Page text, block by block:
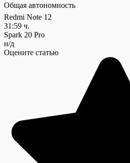
Общая автономность
Redmi Note 12
31:59 ч.
Spark 20 Pro
н/д
Оцените статью